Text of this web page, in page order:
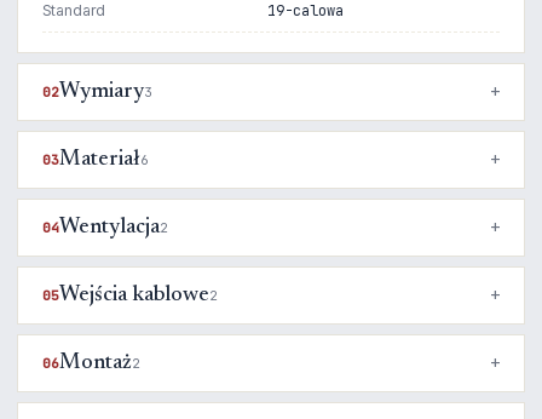
Standard 19-calowa
02Wymiary3
03Materiał6
04Wentylacja2
05Wejścia kablowe2
06Montaż2